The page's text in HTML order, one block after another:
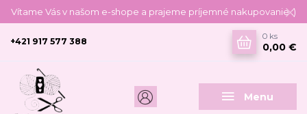
Vítame Vás v našom e-shope a prajeme príjemné nakupovanie :)
Menu
+421 917 577 388
0 ks
0,00 €